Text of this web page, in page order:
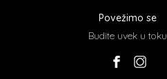
Povežimo se
Budite uvek u toku